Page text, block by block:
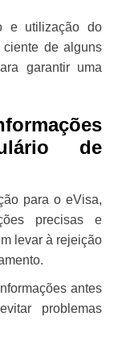
e utilização do
de alguns
garantir uma
de
para o eVisa,
precisas e
levar à rejeição
antes
problemas